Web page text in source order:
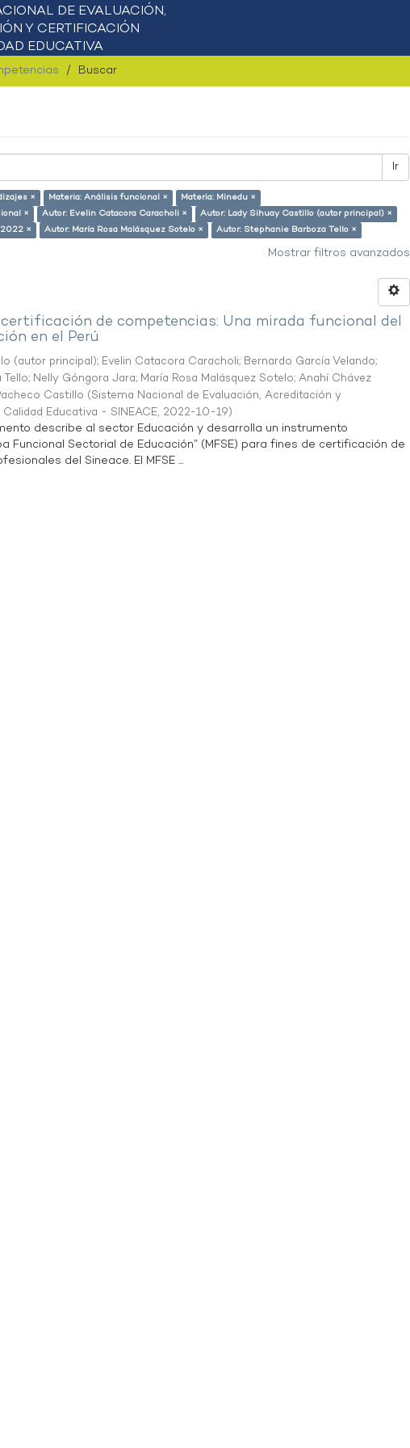
Buscar
Ir
× Materia: Análisis funcional ×
Materia: Minedu ×
× Autor: Evelin Catacora Caracholi ×
Autor: Lady Sihuay Castillo (autor principal) ×
× Autor: María Rosa Malásquez Sotelo × Autor: Stephanie Barboza Tello ×
Mostrar filtros avanzados
de competencias: Una mirada funcional del
en el Perú
(autor principal); Evelin Catacora Caracholi; Bernardo García Velando;
Tello; Nelly Góngora Jara; María Rosa Malásquez Sotelo;Anahí Chávez
Castillo (Sistema Nacional de Evaluación, Acreditación y
Educativa - SINEACE, 2022-10-19)
describe al sector Educación y desarrolla un instrumento
Funcional Sectorial de Educación” (MFSE) para fines de certificación de
del Sineace. El MFSE ...